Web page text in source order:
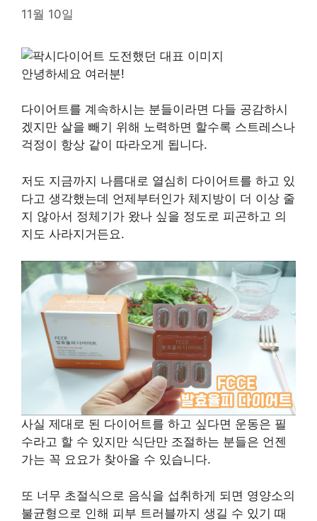
11월 10일
안녕하세요 여러분!
다이어트를 계속하시는 분들이라면 다들 공감하시
겠지만 살을 빼기 위해 노력하면 할수록 스트레스나
걱정이 항상 같이 따라오게 됩니다.
저도 지금까지 나름대로 열심히 다이어트를 하고 있
다고 생각했는데 언제부터인가 체지방이 더 이상 줄
지 않아서 정체기가 왔나 싶을 정도로 피곤하고 의
지도 사라지거든요.
사실 제대로 된 다이어트를 하고 싶다면 운동은 필
수라고 할 수 있지만 식단만 조절하는 분들은 언젠
가는 꼭 요요가 찾아올 수 있습니다.
또 너무 초절식으로 음식을 섭취하게 되면 영양소의
불균형으로 인해 피부 트러블까지 생길 수 있기 때